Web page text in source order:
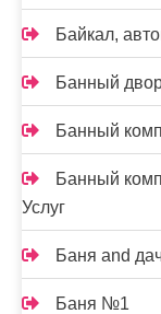
Байкал,
Банный
Банный
Банный
Услуг
Баня and
Баня №1